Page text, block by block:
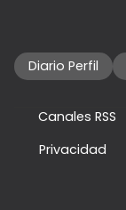
Diario Perfil
Canales RSS
Privacidad